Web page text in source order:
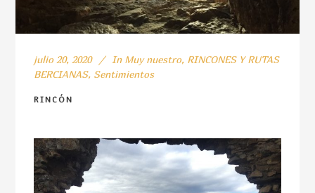
julio 20, 2020 In Muy nuestro, RINCONES Y RUTAS
BERCIANAS, Sentimientos
RINCÓN